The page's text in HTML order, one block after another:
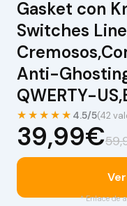
Gasket con
Switches
Anti-
QWERTY-
★★★★★ 4.5/5(42
39,99€
* Enlace de